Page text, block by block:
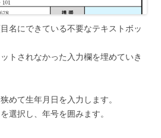
名にできている不要なテキストボッ
トされなかった入力欄を埋めていき
めて生年月日を入力します。
選択し、年号を囲みます。